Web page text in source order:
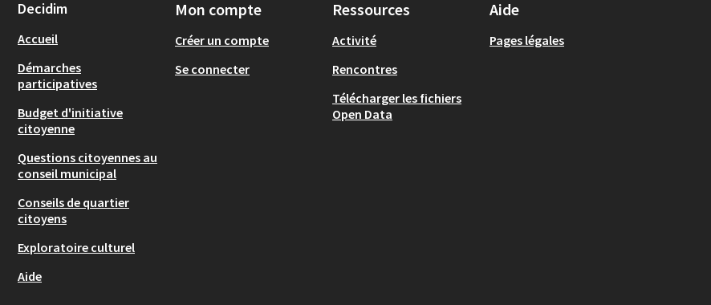
Decidim
Accueil
Démarches
participatives
Budget d'initiative
citoyenne
Questions citoyennes au
conseil municipal
Conseils de quartier
citoyens
Exploratoire culturel
Aide
Mon compte
Créer un compte
Se connecter
Ressources
Activité
Rencontres
Télécharger les fichiers
Open Data
Aide
Pages légales